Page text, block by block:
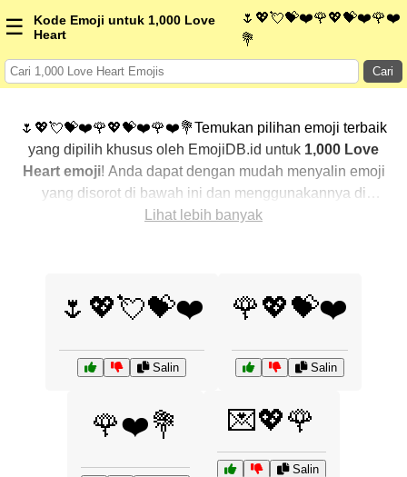
☰
Kode Emoji untuk 1,000 Love
Heart
🌷💖💘💝❤️🌹💖💝❤️🌹❤️
💐
Cari
🌷💖💘💝❤️🌹💖💝❤️🌹❤️💐Temukan pilihan emoji terbaik
yang dipilih khusus oleh EmojiDB.id untuk 1,000 Love
Heart emoji! Anda dapat dengan mudah menyalin emoji
yang disorot di bawah ini dan menggunakannya di
percakapan Anda untuk menambahkan sentuhan
lainnya untuk menemukan cara baru dalam
mengekspresikan
1,000 Love Heart dengan emoji
Lihat lebih banyak
🌷💖💘💝❤️
Salin
🌹💖💝❤️
Salin
🌹❤️💐 💌💖🌹
Salin